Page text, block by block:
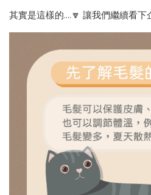
其實是這樣的....🔽 讓我們繼續看下